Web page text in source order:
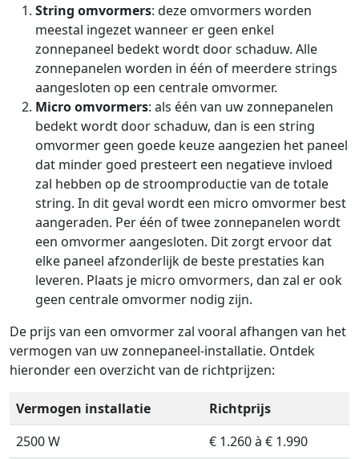
String omvormers: deze omvormers worden
meestal ingezet wanneer er geen enkel
zonnepaneel bedekt wordt door schaduw. Alle
zonnepanelen worden in één of meerdere strings
aangesloten op een centrale omvormer.
Micro omvormers: als één van uw zonnepanelen
bedekt wordt door schaduw, dan is een string
omvormer geen goede keuze aangezien het paneel
dat minder goed presteert een negatieve invloed
zal hebben op de stroomproductie van de totale
string. In dit geval wordt een micro omvormer best
aangeraden. Per één of twee zonnepanelen wordt
een omvormer aangesloten. Dit zorgt ervoor dat
elke paneel afzonderlijk de beste prestaties kan
leveren. Plaats je micro omvormers, dan zal er ook
geen centrale omvormer nodig zijn.
De prijs van een omvormer zal vooral afhangen van het
vermogen van uw zonnepaneel-installatie. Ontdek
hieronder een overzicht van de richtprijzen:
Vermogen installatie
Richtprijs
2500 W
€ 1.260 à € 1.990